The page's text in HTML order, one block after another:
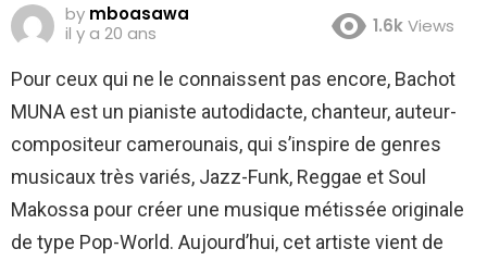
by mboasawa
il y a 20 ans
1.6kViews
Pour ceux qui ne le connaissent pas encore, Bachot
MUNA est un pianiste autodidacte, chanteur, auteur-
compositeur camerounais, qui s’inspire de genres
musicaux très variés, Jazz-Funk, Reggae et Soul
Makossa pour créer une musique métissée originale
de type Pop-World. Aujourd’hui, cet artiste vient de